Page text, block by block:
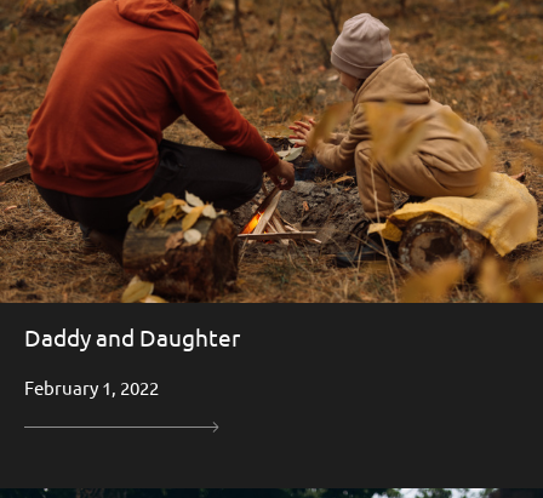
Daddy and Daughter
February 1, 2022